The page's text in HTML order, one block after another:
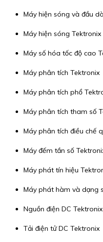
Máy hiện sóng và đầu
Máy hiện sóng Tektronix
Máy số hóa tốc độ cao
Máy phân tích Tektronix
Máy phân tích phổ
Máy phân tích tham số
Máy phân tích điều chế
Máy đếm tần số
Máy phát tín hiệu
Máy phát hàm và dạng
Nguồn điện DC Tektronix
Tải điện tử DC Tektronix